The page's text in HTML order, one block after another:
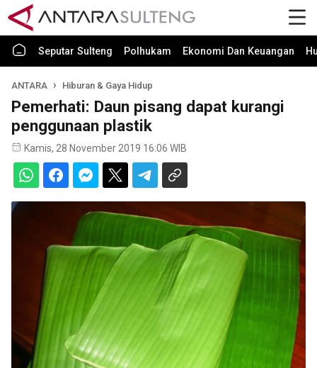
Seputar Sulteng Polhukam Ekonomi Dan Keuangan
ANTARA Hiburan & Gaya Hidup
Pemerhati: Daun pisang dapat kurangi
penggunaan plastik
Kamis, 28 November 2019 16:06 WIB